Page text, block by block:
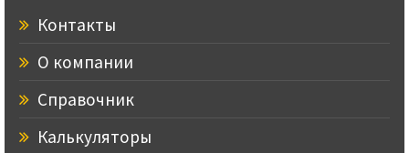
Контакты
О компании
Справочник
Калькуляторы